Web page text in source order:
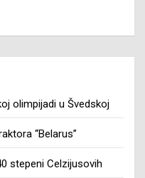
olimpijadi u Švedskoj
“Belarus”
stepeni Celzijusovih